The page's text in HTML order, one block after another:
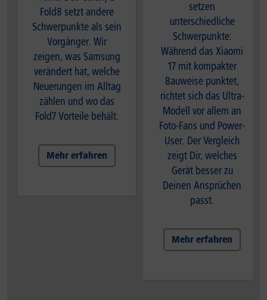
Fold8 setzt andere
Schwerpunkte als sein
Vorgänger. Wir
zeigen, was Samsung
verändert hat, welche
Neuerungen im Alltag
zählen und wo das
Fold7 Vorteile behält.
Mehr erfahren
setzen
unterschiedliche
Schwerpunkte:
Während das Xiaomi
17 mit kompakter
Bauweise punktet,
richtet sich das Ultra-
Modell vor allem an
Foto-Fans und Power-
User. Der Vergleich
zeigt Dir, welches
Gerät besser zu
Deinen Ansprüchen
passt.
Mehr erfahren